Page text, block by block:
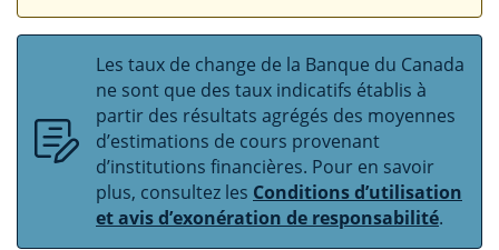
Les taux de change de la Banque du Canada
ne sont que des taux indicatifs établis à
partir des résultats agrégés des moyennes
d’estimations de cours provenant
d’institutions financières. Pour en savoir
plus, consultez les Conditions d’utilisation
et avis d’exonération de responsabilité.